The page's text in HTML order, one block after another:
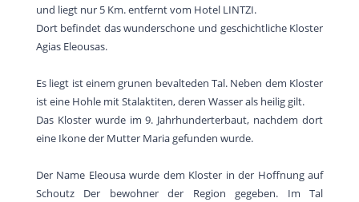
und liegt nur 5 Km. entfernt vom Hotel LINTZI.
Dort befindet das wunderschone und geschichtliche Kloster
Agias Eleousas.
Es liegt ist einem grunen bevalteden Tal. Neben dem Kloster
ist eine Hohle mit Stalaktiten, deren Wasser als heilig gilt.
Das Kloster wurde im 9. Jahrhunderterbaut, nachdem dort
eine Ikone der Mutter Maria gefunden wurde.
Der Name Eleousa wurde dem Kloster in der Hoffnung auf
Schoutz Der bewohner der Region gegeben. Im Tal